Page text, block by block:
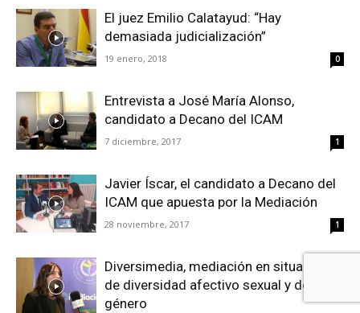
El juez Emilio Calatayud: “Hay
demasiada judicialización”
19 enero, 2018 0
Entrevista a José María Alonso,
candidato a Decano del ICAM
7 diciembre, 2017 1
Javier Íscar, el candidato a Decano del
ICAM que apuesta por la Mediación
28 noviembre, 2017 1
Diversimedia, mediación en situaciones
de diversidad afectivo sexual y de
género